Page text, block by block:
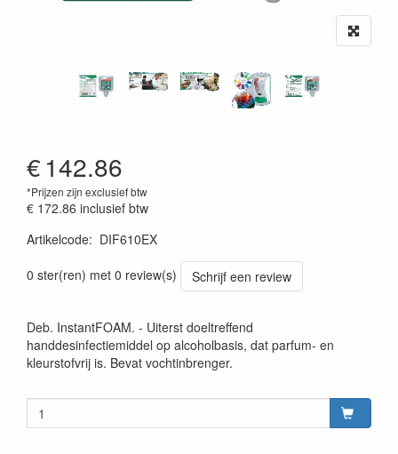
€142.86
*Prijzen zijn exclusief btw
€ 172.86 inclusief btw
Artikelcode: DIF610EX
0 ster(ren) met 0 review(s)
Schrijf een review
Deb. InstantFOAM. - Uiterst doeltreffend
handdesinfectiemiddel op alcoholbasis, dat parfum- en
kleurstofvrij is. Bevat vochtinbrenger.